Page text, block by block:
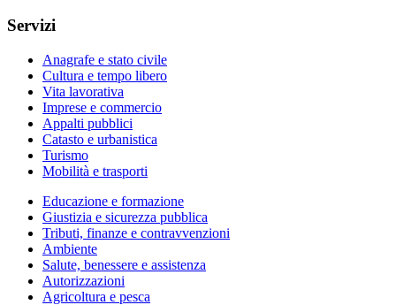
Servizi
Anagrafe e stato civile
Cultura e tempo libero
Vita lavorativa
Imprese e commercio
Appalti pubblici
Catasto e urbanistica
Turismo
Mobilità e trasporti
Educazione e formazione
Giustizia e sicurezza pubblica
Tributi, finanze e contravvenzioni
Ambiente
Salute, benessere e assistenza
Autorizzazioni
Agricoltura e pesca